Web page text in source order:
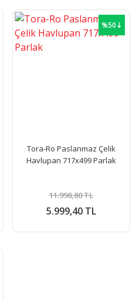
%50⇣
Tora-Ro Paslanmaz Çelik
Havlupan 717x499 Parlak
5.999,40 TL
11.998,80 TL